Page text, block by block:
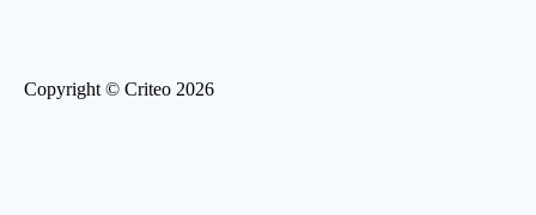
Copyright © Criteo 2026